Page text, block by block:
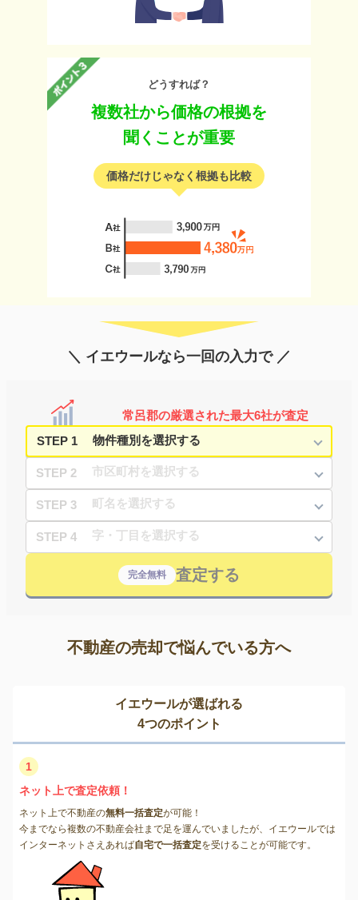
どうすれば？
複数社から価格の根拠を
聞くことが重要
価格だけじゃなく根拠も比較
＼ イエウールなら一回の入力で ／
常呂郡の厳選された最大6社が査定
STEP 1
STEP 2
STEP 3
STEP 4
完全無料 査定する
不動産の売却で悩んでいる方へ
イエウールが選ばれる
4つのポイント
1
ネット上で査定依頼！
ネット上で不動産の無料一括査定が可能！
今までなら複数の不動産会社まで足を運んでいましたが、イエウールでは
インターネットさえあれば自宅で一括査定を受けることが可能です。